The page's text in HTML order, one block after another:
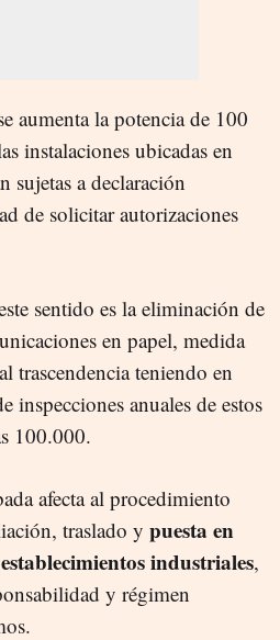
aumenta la potencia de 100
instalaciones ubicadas en
sujetas a declaración
de solicitar autorizaciones
sentido es la eliminación de
en papel, medida
trascendencia teniendo en
inspecciones anuales de estos
100.000.
afecta al procedimiento
traslado y puesta en
industriales,
y régimen